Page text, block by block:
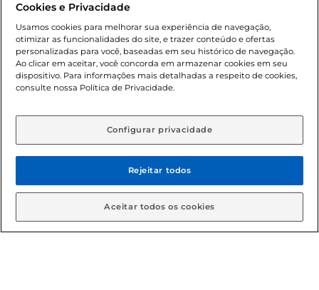
cliente. Os preços, ofertas e condições são exclusivos para
o e-commerce e válidos durante o dia de hoje, podendo
sofrer alterações sem prévia notificação. Proibida a venda
de bebidas alcoólicas para menores de 18 anos, conforme
Lei n.º 8069/90, art. 81, inciso II (Estatuto da Criança e do
Adolescente). Preços e condições exclusivos para o
aviso prévio. O valor mínimo para as compras on-line é de
© 2026 Copyright. Todos os direitos
reservados Gbarbosa.
Cookies e Privacidade
Usamos cookies para melhorar sua experiência de navegação,
otimizar as funcionalidades do site, e trazer conteúdo e ofertas
personalizadas para você, baseadas em seu histórico de navegação.
Ao clicar em aceitar, você concorda em armazenar cookies em seu
dispositivo. Para informações mais detalhadas a respeito de cookies,
consulte nossa Política de Privacidade.
Configurar privacidade
Rejeitar todos
Aceitar todos os cookies